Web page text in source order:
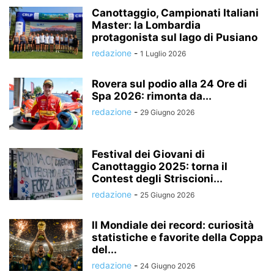
Canottaggio, Campionati Italiani
Master: la Lombardia
protagonista sul lago di Pusiano
redazione - 1 Luglio 2026
Rovera sul podio alla 24 Ore di
Spa 2026: rimonta da...
redazione - 29 Giugno 2026
Festival dei Giovani di
Canottaggio 2025: torna il
Contest degli Striscioni...
redazione - 25 Giugno 2026
Il Mondiale dei record: curiosità
statistiche e favorite della Coppa
del...
redazione - 24 Giugno 2026